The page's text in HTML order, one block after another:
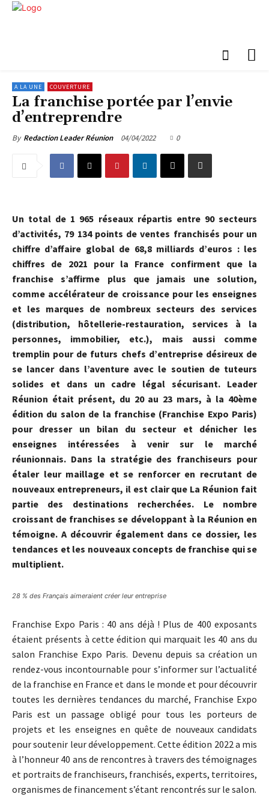
A LA UNE COUVERTURE
La franchise portée par l’envie
d’entreprendre
By Redaction Leader Réunion 04/04/2022 0
Un total de 1 965 réseaux répartis entre 90 secteurs
d’activités, 79 134 points de ventes franchisés pour un
chiffre d’affaire global de 68,8 milliards d’euros : les
chiffres de 2021 pour la France confirment que la
franchise s’affirme plus que jamais une solution,
comme accélérateur de croissance pour les enseignes
et les marques de nombreux secteurs des services
(distribution, hôtellerie-restauration, services à la
personnes, immobilier, etc.), mais aussi comme
tremplin pour de futurs chefs d’entreprise désireux de
se lancer dans l’aventure avec le soutien de tuteurs
solides et dans un cadre légal sécurisant. Leader
Réunion était présent, du 20 au 23 mars, à la 40ème
édition du salon de la franchise (Franchise Expo Paris)
pour dresser un bilan du secteur et dénicher les
enseignes intéressées à venir sur le marché
réunionnais. Dans la stratégie des franchiseurs pour
étaler leur maillage et se renforcer en recrutant de
nouveaux entrepreneurs, il est clair que La Réunion fait
partie des destinations recherchées. Le nombre
croissant de franchises se développant à la Réunion en
témoigne. A découvrir également dans ce dossier, les
tendances et les nouveaux concepts de franchise qui se
multiplient.
28 % des Français aimeraient créer leur entreprise
Franchise Expo Paris : 40 ans déjà ! Plus de 400 exposants
étaient présents à cette édition qui marquait les 40 ans du
salon Franchise Expo Paris. Devenu depuis sa création un
rendez-vous incontournable pour s’informer sur l’actualité
de la franchise en France et dans le monde et pour découvrir
toutes les dernières tendances du marché, Franchise Expo
Paris est un passage obligé pour tous les porteurs de
projets et les enseignes en quête de nouveaux candidats
pour soutenir leur développement. Cette édition 2022 a mis
à l’honneur 40 ans de rencontres à travers des témoignages
et portraits de franchiseurs, franchisés, experts, territoires,
organismes de financement s’étant rencontrés sur le salon.